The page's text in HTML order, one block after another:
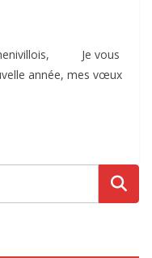
Je vous
année, mes vœux